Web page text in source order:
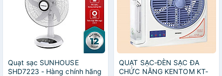
Quạt sạc SUNHOUSE
SHD7223 - Hàng chính hãng
QUẠT SẠC-ĐÈN SẠC ĐA
CHỨC NĂNG KENTOM KT-